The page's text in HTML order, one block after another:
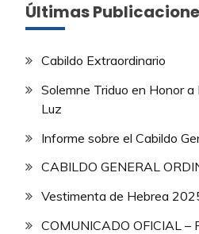
Últimas
Cabildo Extraordinario
Solemne Triduo en Honor
Luz
Informe sobre el Cabildo
CABILDO GENERAL
Vestimenta de Hebrea
COMUNICADO OFICIAL –